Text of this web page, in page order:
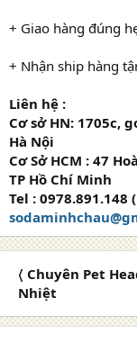
+ Giao hàng đúng
+ Nhận ship hàng
Liên hệ :
Cơ sở HN: 1705c,
Hà Nội
Cơ Sở HCM : 47
TP Hồ Chí Minh
Tel : 0978.891.148
〈 Chuyên Pet
Nhiệt